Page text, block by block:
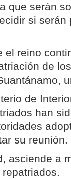
que serán
si
el reino
de
de
han
su reunión.
asciende a